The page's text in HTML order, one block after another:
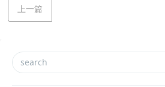
上一篇